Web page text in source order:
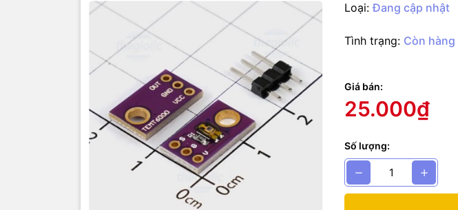
Loại: Đang cập nhật
Tình trạng: Còn hàng
Giá bán:
25.000₫
Số lượng:
Thông số kỹ thuật
Cảm biến ánh sáng TEMT6000 Analog
sáng của môi trường xung quanh, cảm
điện trở tạo thành cầu phân áp trả ra giá trị
IC chính: TEMT6000 từ hãng Vishay